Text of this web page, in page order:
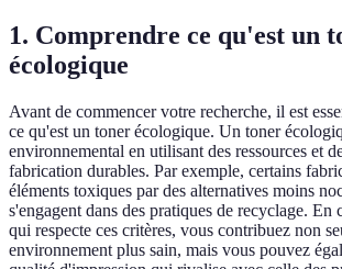
1. Comprendre ce qu'est un
écologique
Avant de commencer votre recherche, il est
ce qu'est un toner écologique. Un toner
environnemental en utilisant des ressources et
fabrication durables. Par exemple, certains
éléments toxiques par des alternatives moins
s'engagent dans des pratiques de recyclage. En
qui respecte ces critères, vous contribuez non
environnement plus sain, mais vous pouvez